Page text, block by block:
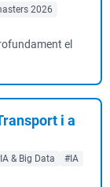
2026
el
i a
& Big Data #IA